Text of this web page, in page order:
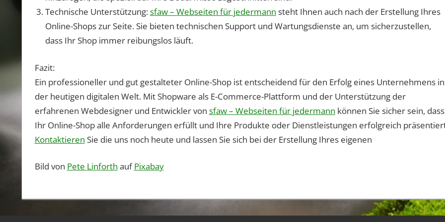
Technische Unterstützung:sfaw – Webseiten für jedermann steht Ihnen auch nach der Erstellung Ihres
Online-Shops zur Seite. Sie bieten technischen Support und Wartungsdienste an, um sicherzustellen,
dass Ihr Shop immer reibungslos läuft.
Fazit:
Ein professioneller und gut gestalteter Online-Shop ist entscheidend für den Erfolg eines Unternehmens in
der heutigen digitalen Welt. Mit Shopware als E-Commerce-Plattform und der Unterstützung der
erfahrenen Webdesigner und Entwickler von sfaw – Webseiten für jedermann können Sie sicher sein, dass
Ihr Online-Shop alle Anforderungen erfüllt und Ihre Produkte oder Dienstleistungen erfolgreich
Kontaktieren Sie die uns noch heute und lassen Sie sich bei der Erstellung Ihres eigenen
Bild von Pete Linforth aufPixabay